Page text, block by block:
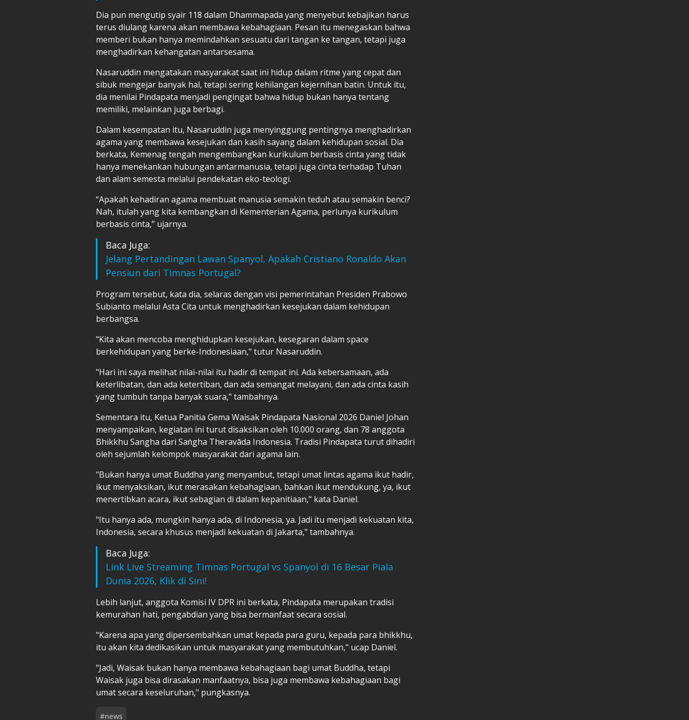
Dia pun mengutip syair 118 dalam Dhammapada yang menyebut kebajikan harus
terus diulang karena akan membawa kebahagiaan. Pesan itu menegaskan bahwa
memberi bukan hanya memindahkan sesuatu dari tangan ke tangan, tetapi juga
menghadirkan kehangatan antarsesama.
Nasaruddin mengatakan masyarakat saat ini hidup dalam ritme yang cepat dan
sibuk mengejar banyak hal, tetapi sering kehilangan kejernihan batin. Untuk itu,
dia menilai Pindapata menjadi pengingat bahwa hidup bukan hanya tentang
memiliki, melainkan juga berbagi.
Dalam kesempatan itu, Nasaruddin juga menyinggung pentingnya menghadirkan
agama yang membawa kesejukan dan kasih sayang dalam kehidupan sosial. Dia
berkata, Kemenag tengah mengembangkan kurikulum berbasis cinta yang tidak
hanya menekankan hubungan antarmanusia, tetapi juga cinta terhadap Tuhan
dan alam semesta melalui pendekatan eko-teologi.
“Apakah kehadiran agama membuat manusia semakin teduh atau semakin benci?
Nah, itulah yang kita kembangkan di Kementerian Agama, perlunya kurikulum
berbasis cinta,” ujarnya.
Baca Juga:
Jelang Pertandingan Lawan Spanyol, Apakah Cristiano Ronaldo Akan
Pensiun dari Timnas Portugal?
Program tersebut, kata dia, selaras dengan visi pemerintahan Presiden Prabowo
Subianto melalui Asta Cita untuk menghadirkan kesejukan dalam kehidupan
berbangsa.
"Kita akan mencoba menghidupkan kesejukan, kesegaran dalam space
berkehidupan yang berke-Indonesiaan," tutur Nasaruddin.
"Hari ini saya melihat nilai-nilai itu hadir di tempat ini. Ada kebersamaan, ada
keterlibatan, dan ada ketertiban, dan ada semangat melayani, dan ada cinta kasih
yang tumbuh tanpa banyak suara," tambahnya.
Sementara itu, Ketua Panitia Gema Waisak Pindapata Nasional 2026 Daniel Johan
menyampaikan, kegiatan ini turut disaksikan oleh 10.000 orang, dan 78 anggota
Bhikkhu Sangha dari Saṅgha Theravāda Indonesia. Tradisi Pindapata turut dihadiri
oleh sejumlah kelompok masyarakat dari agama lain.
"Bukan hanya umat Buddha yang menyambut, tetapi umat lintas agama ikut hadir,
ikut menyaksikan, ikut merasakan kebahagiaan, bahkan ikut mendukung, ya, ikut
menertibkan acara, ikut sebagian di dalam kepanitiaan," kata Daniel.
"Itu hanya ada, mungkin hanya ada, di Indonesia, ya. Jadi itu menjadi kekuatan kita,
Indonesia, secara khusus menjadi kekuatan di Jakarta," tambahnya.
Baca Juga:
Link Live Streaming Timnas Portugal vs Spanyol di 16 Besar Piala
Dunia 2026, Klik di Sini!
Lebih lanjut, anggota Komisi IV DPR ini berkata, Pindapata merupakan tradisi
kemurahan hati, pengabdian yang bisa bermanfaat secara sosial.
"Karena apa yang dipersembahkan umat kepada para guru, kepada para bhikkhu,
itu akan kita dedikasikan untuk masyarakat yang membutuhkan," ucap Daniel.
"Jadi, Waisak bukan hanya membawa kebahagiaan bagi umat Buddha, tetapi
Waisak juga bisa dirasakan manfaatnya, bisa juga membawa kebahagiaan bagi
umat secara keseluruhan," pungkasnya.
#news